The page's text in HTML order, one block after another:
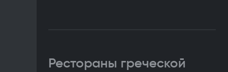
Рестораны греческой